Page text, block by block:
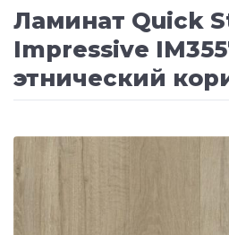
Ламинат Quick
Impressive
этнический